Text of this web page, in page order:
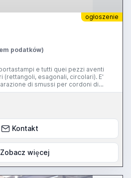
ogłoszenie
podatków)
e tutti quei pezzi aventi
esagonali, circolari). E'
di smussi per cordoni di
in FOTO) SOLI DUE PEZZI
Kontakt
Zobacz więcej